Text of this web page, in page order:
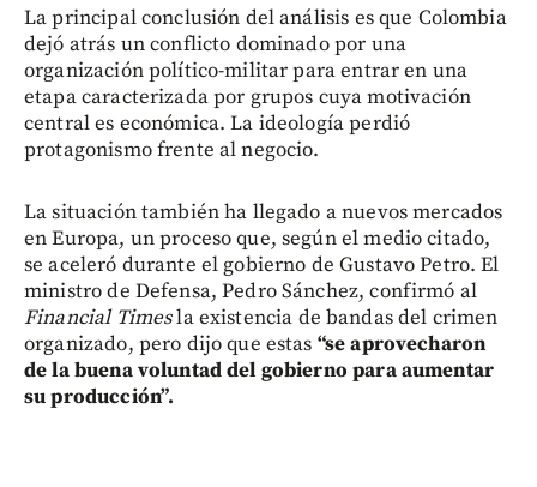
La principal conclusión del análisis es que Colombia
dejó atrás un conflicto dominado por una
organización político-militar para entrar en una
etapa caracterizada por grupos cuya motivación
central es económica. La ideología perdió
protagonismo frente al negocio.
La situación también ha llegado a nuevos mercados
en Europa, un proceso que, según el medio citado,
se aceleró durante el gobierno de Gustavo Petro. El
ministro de Defensa, Pedro Sánchez, confirmó al
Financial Timesla existencia de bandas del crimen
organizado, pero dijo que estas “se aprovecharon
de la buena voluntad del gobierno para aumentar
su producción”.